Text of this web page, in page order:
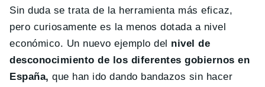
Sin duda se trata de la herramienta más eficaz,
pero curiosamente es la menos dotada a nivel
económico. Un nuevo ejemplo del nivel de
desconocimiento de los diferentes gobiernos en
España, que han ido dando bandazos sin hacer